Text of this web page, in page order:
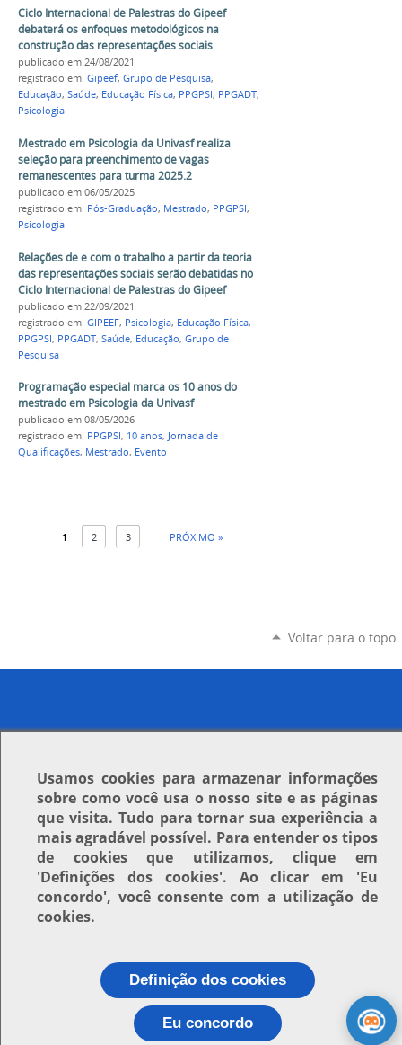
Ciclo Internacional de Palestras do Gipeef
debaterá os enfoques metodológicos na
construção das representações sociais
publicado em 24/08/2021
registrado em: Gipeef, Grupo de Pesquisa,
Educação, Saúde, Educação Física, PPGPSI, PPGADT,
Psicologia
Mestrado em Psicologia da Univasf realiza
seleção para preenchimento de vagas
remanescentes para turma 2025.2
publicado em 06/05/2025
registrado em: Pós-Graduação, Mestrado, PPGPSI,
Psicologia
Relações de e com o trabalho a partir da teoria
das representações sociais serão debatidas no
Ciclo Internacional de Palestras do Gipeef
publicado em 22/09/2021
registrado em: GIPEEF, Psicologia, Educação Física,
PPGPSI, PPGADT, Saúde, Educação, Grupo de
Pesquisa
Programação especial marca os 10 anos do
mestrado em Psicologia da Univasf
publicado em 08/05/2026
registrado em: PPGPSI, 10 anos, Jornada de
Qualificações, Mestrado, Evento
1 2 3 PRÓXIMO »
Voltar para o topo
Usamos cookiespara armazenar informações
sobre como você usa o nosso site e as páginas
que visita. Tudo para tornar sua experiência a
mais agradável possível. Para entender os tipos
de cookies que utilizamos, clique em
'Definições dos cookies'. Ao clicar em 'Eu
concordo', você consente com a utilização de
cookies.